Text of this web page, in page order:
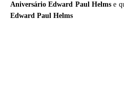
Aniversário Edward Paul Helms e
Edward Paul Helms